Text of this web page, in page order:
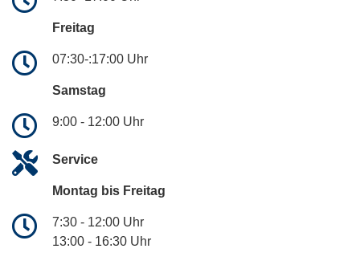
Freitag
07:30-:17:00 Uhr
Samstag
9:00 - 12:00 Uhr
Service
Montag bis Freitag
7:30 - 12:00 Uhr
13:00 - 16:30 Uhr